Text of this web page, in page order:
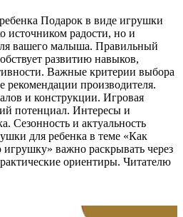
Подарок в виде игрушки
источником радости, но и
вашего малыша. Правильный
развитию навыков,
Важные критерии выбора
рекомендации производителя.
и конструкции. Игровая
потенциал. Интересы и
Сезонность и актуальность
для ребенка в теме «Как
важно раскрывать через
ориентиры. Читателю